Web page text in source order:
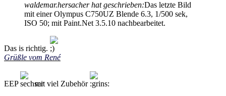
waldemar.hersacher hat geschrieben:Das letzte Bild
mit einer Olympus C750UZ Blende 6.3, 1/500 sek,
ISO 50; mit Paint.Net 3.5.10 nachbearbeitet.
Das is richtig.
Grüßle vom René
EEP mit viel Zubehör